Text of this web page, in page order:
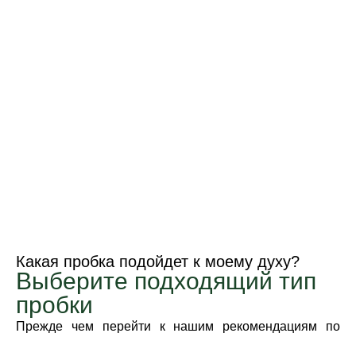
Какая пробка подойдет к моему духу?
Выберите подходящий тип
пробки
Прежде чем перейти к нашим рекомендациям по